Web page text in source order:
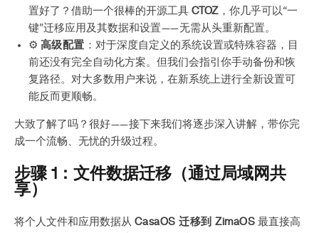
置好了？借助一个很棒的开源工具 CTOZ，你几乎可以“一
键”迁移应用及其数据和设置——无需从头重新配置。
⚙️ 高级配置 ：对于深度自定义的系统设置或特殊容器，目
前还没有完全自动化方案。但我们会指引你手动备份和恢
复路径。对大多数用户来说，在新系统上进行全新设置可
能反而更顺畅。
大致了解了吗？很好——接下来我们将逐步深入讲解，带你完
成一个流畅、无忧的升级过程。
步骤 1：文件数据迁移（通过局域网共
享）
将个人文件和应用数据从 CasaOS 迁移到 ZimaOS 最直接高